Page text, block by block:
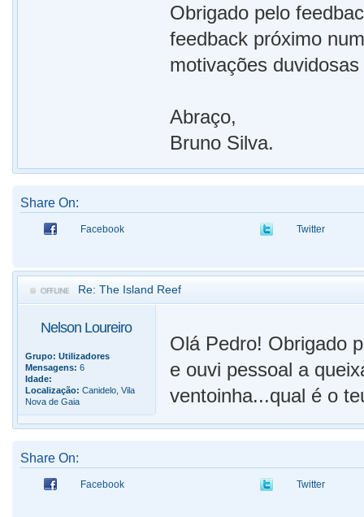
Obrigado pelo
feedback próximo
motivações
Abraço,
Bruno Silva.
Share On:
Facebook Twitter
Re: The Island Reef
Nelson Loureiro
Grupo: Utilizadores
Mensagens: 6
Idade:
Localização: Canidelo, Vila
Nova de Gaia
Olá Pedro! Obrigado
e ouvi pessoal a
ventoinha...qual é o
Share On:
Facebook Twitter